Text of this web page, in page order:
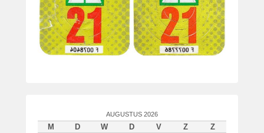
AUGUSTUS 2026
M D W D V Z
Z